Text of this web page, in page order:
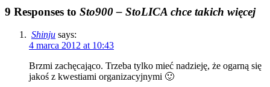
9 Responses to Sto900 – StoLICA chce takich więcej
Shinju says:
4 marca 2012 at 10:43
Brzmi zachęcająco. Trzeba tylko mieć nadzieję, że ogarną się
jakoś z kwestiami organizacyjnymi 🙂